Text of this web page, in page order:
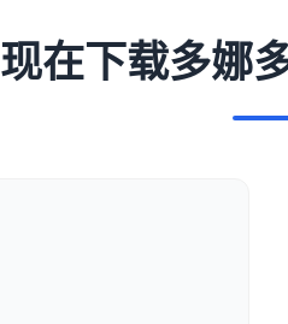
在下载多娜